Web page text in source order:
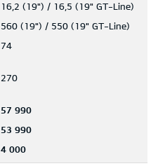
16,2 (19") / 16,5 (19" GT-Line)
560 (19") / 550 (19" GT-Line)
74
270
57 990
53 990
4 000